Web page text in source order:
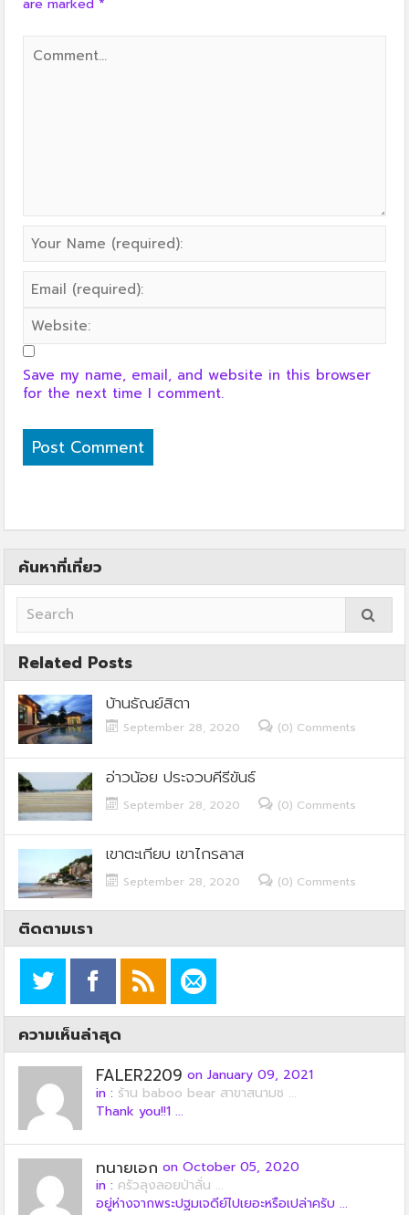
are marked *
Save my name, email, and website in this browser
for the next time I comment.
ค้นหาที่เที่ยว
Related Posts
บ้านธัณย์สิตา
September 28, 2020 (0) Comments
อ่าวน้อย ประจวบคีรีขันธ์
September 28, 2020 (0) Comments
เขาตะเกียบ เขาไกรลาส
September 28, 2020 (0) Comments
ติดตามเรา
ความเห็นล่าสุด
FALER2209 on January 09, 2021
in : ร้าน baboo bear สาขาสนามช ...
Thank you!!1 ...
ทนายเอก on October 05, 2020
in : ครัวลุงลอยป่าลั่น ...
อยู่ห่างจากพระปฐมเจดีย์ไปเยอะหรือเปล่าครับ ...